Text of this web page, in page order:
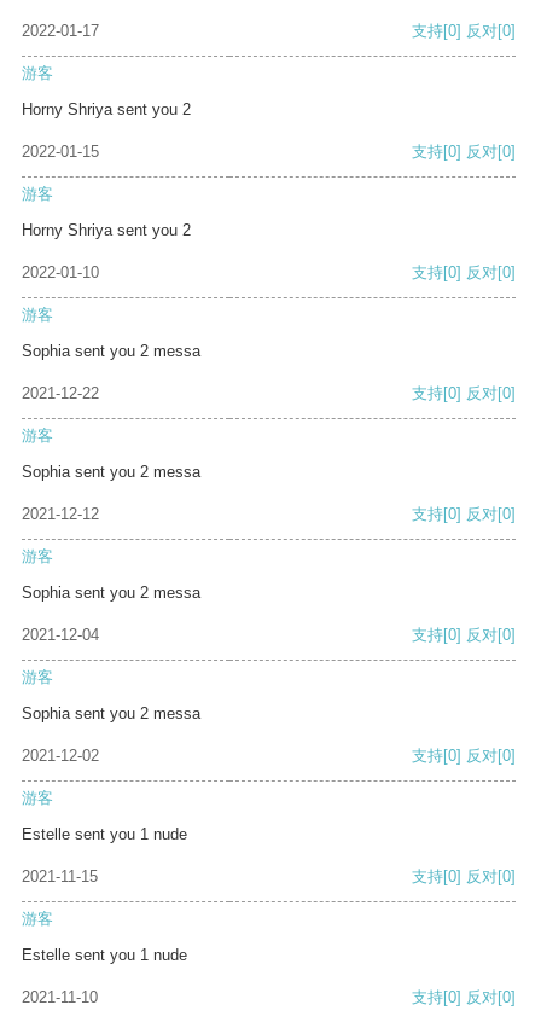
2022-01-17 支持[0] 反对[0]
游客
Horny Shriya sent you 2
2022-01-15 支持[0] 反对[0]
游客
Horny Shriya sent you 2
2022-01-10 支持[0] 反对[0]
游客
Sophia sent you 2 messa
2021-12-22 支持[0] 反对[0]
游客
Sophia sent you 2 messa
2021-12-12 支持[0] 反对[0]
游客
Sophia sent you 2 messa
2021-12-04 支持[0] 反对[0]
游客
Sophia sent you 2 messa
2021-12-02 支持[0] 反对[0]
游客
Estelle sent you 1 nude
2021-11-15 支持[0] 反对[0]
游客
Estelle sent you 1 nude
2021-11-10 支持[0] 反对[0]